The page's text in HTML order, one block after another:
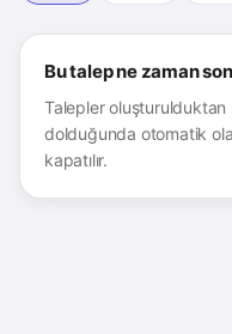
Bu talep ne zaman
Talepler
dolduğunda otomatik
kapatılır.